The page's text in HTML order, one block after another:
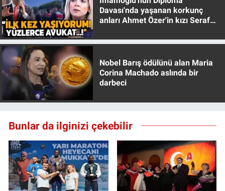
Davası'nda yaşanan korkunç
anları Ahmet Özer'in kızı Seraf
Nobel Barış ödülünü alan Maria
Corina Machado aslında bir
darbeci
Bunlar da ilginizi çekebilir